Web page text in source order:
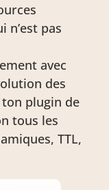
n’est pas
avec
des
plugin de
tous les
TTL,